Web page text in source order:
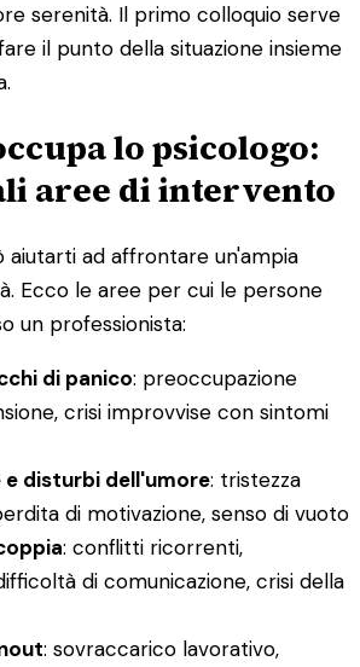
serenità. Il primo colloquio serve
il punto della situazione insieme
lo psicologo:
aree di intervento
aiutarti ad affrontare un'ampia
Ecco le aree per cui le persone
un professionista:
di panico: preoccupazione
crisi improvvise con sintomi
e disturbi dell'umore: tristezza
di motivazione, senso di vuoto
: conflitti ricorrenti,
di comunicazione, crisi della
: sovraccarico lavorativo,